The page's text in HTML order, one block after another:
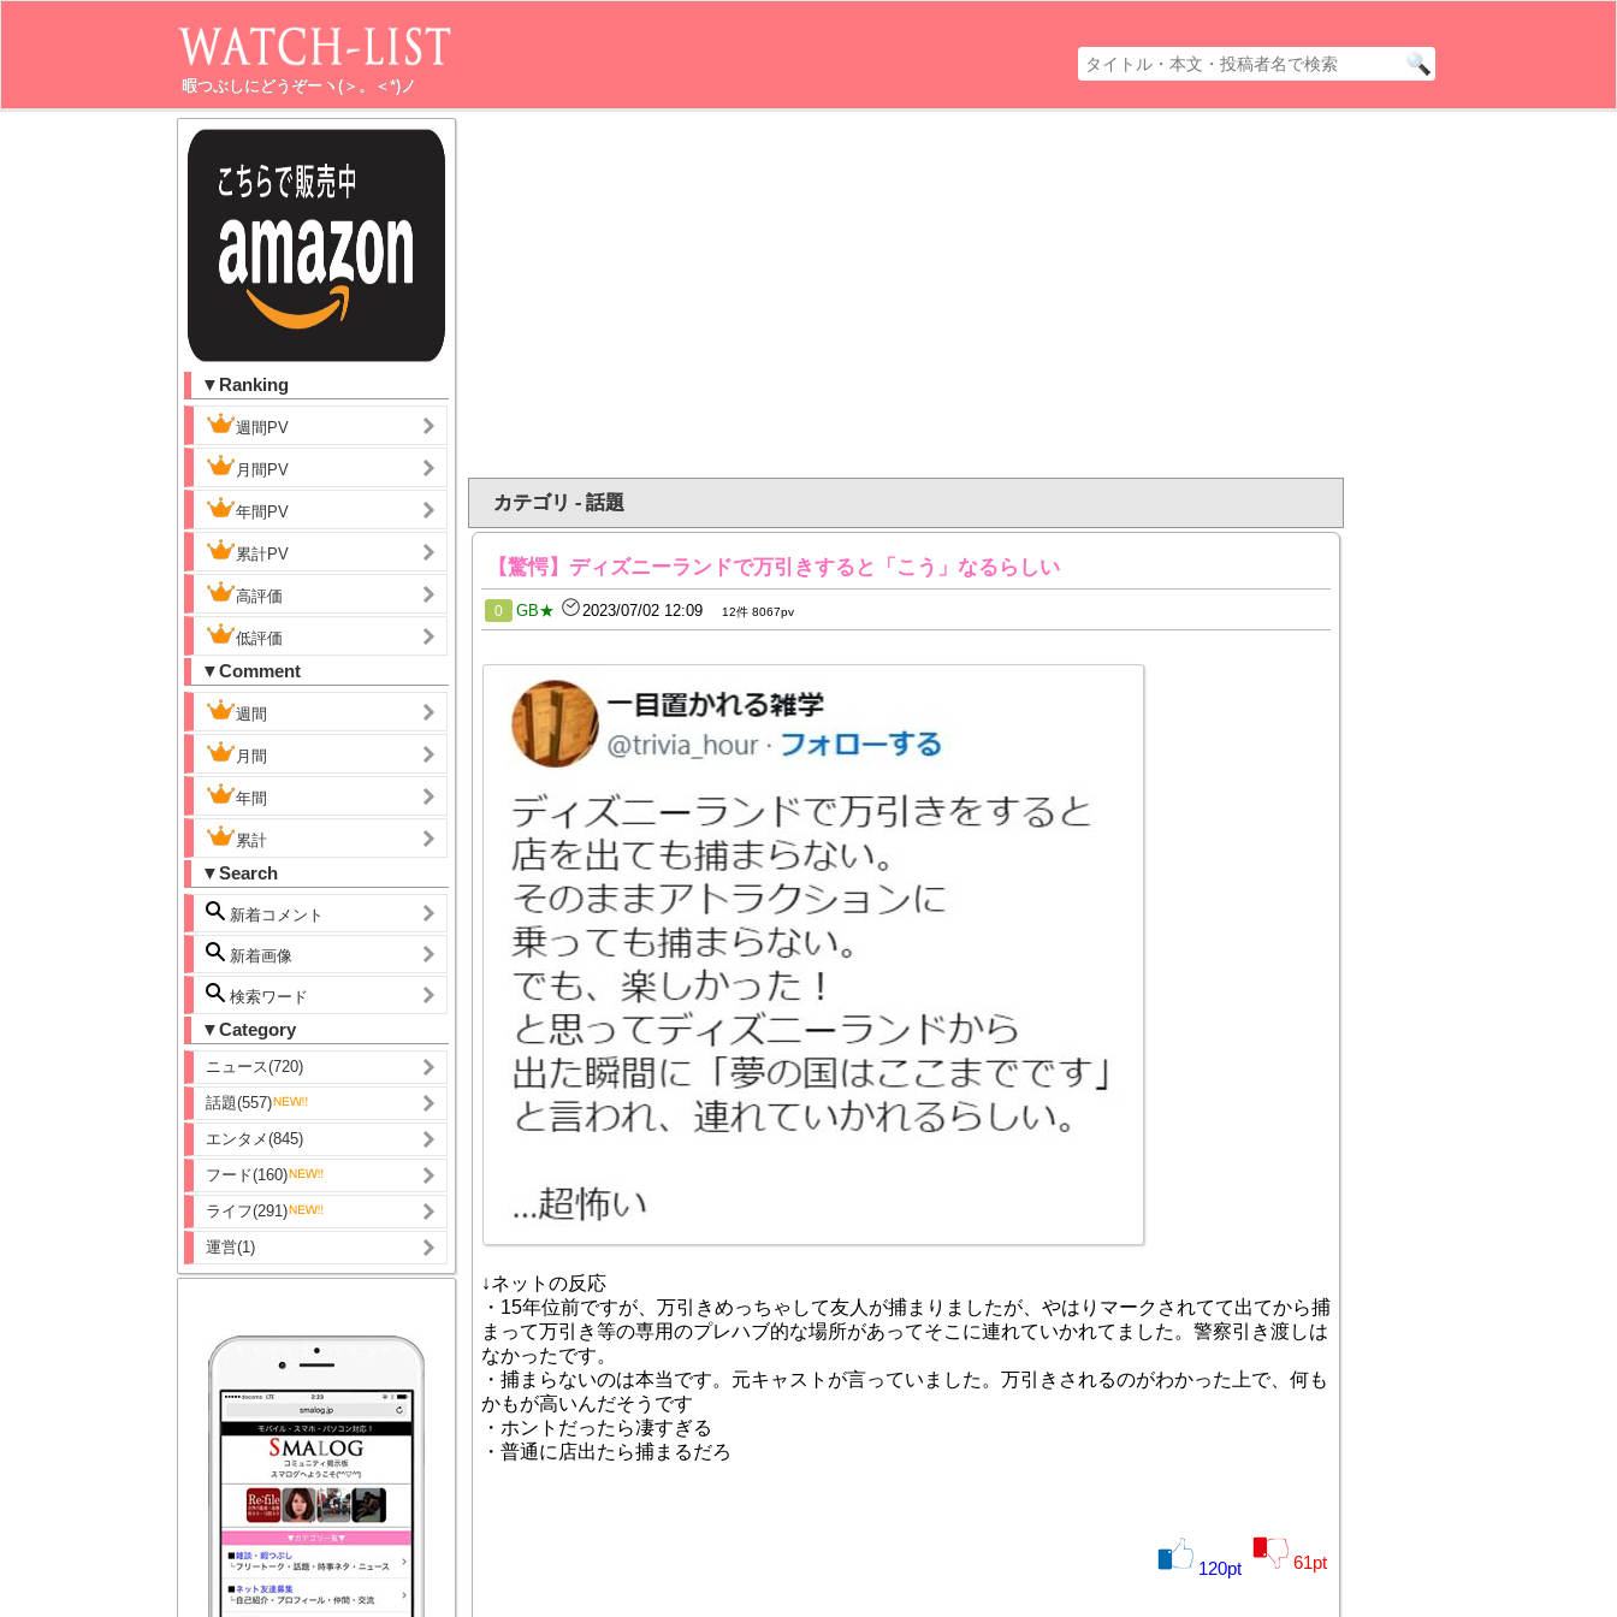
暇つぶしにどうぞーヽ(＞。＜*)ノ
▼Ranking
週間PV
月間PV
年間PV
累計PV
高評価
低評価
▼Comment
週間
月間
年間
累計
▼Search
新着コメント
新着画像
検索ワード
▼Category
ニュース(720)
話題(557)
エンタメ(845)
フード(160)
ライフ(291)
運営(1)
カテゴリ - 話題
【驚愕】ディズニーランドで万引きすると「こう」なるらしい
0 GB★ 2023/07/02 12:09 12件 8067pv
↓ネットの反応
・15年位前ですが、万引きめっちゃして友人が捕まりましたが、やはりマークされてて出てから捕
まって万引き等の専用のプレハブ的な場所があってそこに連れていかれてました。警察引き渡しは
なかったです。
・捕まらないのは本当です。元キャストが言っていました。万引きされるのがわかった上で、何も
かもが高いんだそうです
・ホントだったら凄すぎる
・普通に店出たら捕まるだろ
120pt 61pt